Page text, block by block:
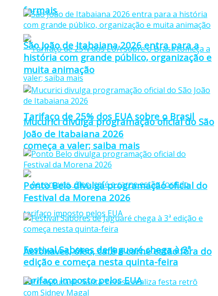
formais
Tarifaço de 25% dos EUA sobre o Brasil
começa a valer; saiba mais
Aeronaves, óleo, café e carne estão fora do
tarifaço imposto pelos EUA
São João de Itabaiana 2026 entra para a
história com grande público, organização e
muita animação
Mucurici divulga programação oficial do São
João de Itabaiana 2026
Ponto Belo divulga programação oficial do
Festival da Morena 2026
Festival Sabores de Jaguaré chega à 3ª
edição e começa nesta quinta-feira